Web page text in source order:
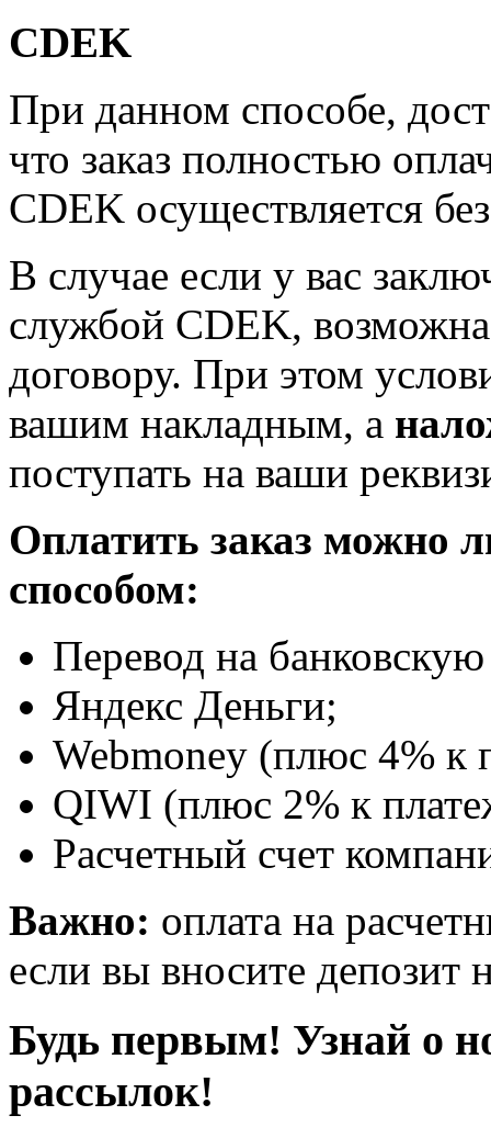
CDEK
При данном способе,
что заказ полностью
CDEK осуществляется
В случае если у вас
службой CDEK,
договору. При этом
вашим накладным, а
поступать на ваши
Оплатить заказ можно
способом:
Перевод на
Яндекс Деньги;
Webmoney (плюс 4% к
QIWI (плюс 2% к
Расчетный счет
Важно: оплата на
если вы вносите депозит
Будь первым! Узнай о
рассылок!